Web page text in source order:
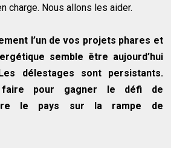
charge. Nous allons les aider.
l’un de vos projets phares et
semble être aujourd’hui
délestages sont persistants.
faire pour gagner le défi de
le pays sur la rampe de